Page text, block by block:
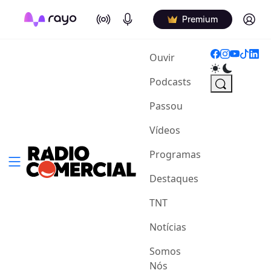
On Air Podcasts Premium Log in
Ouvir(current)
Podcasts
Passou
Vídeos
Programas
Destaques
TNT
Notícias
Somos
Nós